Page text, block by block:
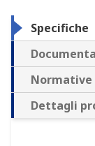
Specifiche
Normative
Dettagli